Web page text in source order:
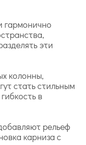
гармонично
эти
колонны,
стать стильным
в
рельеф
карниза с